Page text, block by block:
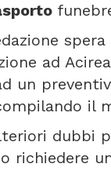
ad
un
il
dubbi
o richiedere